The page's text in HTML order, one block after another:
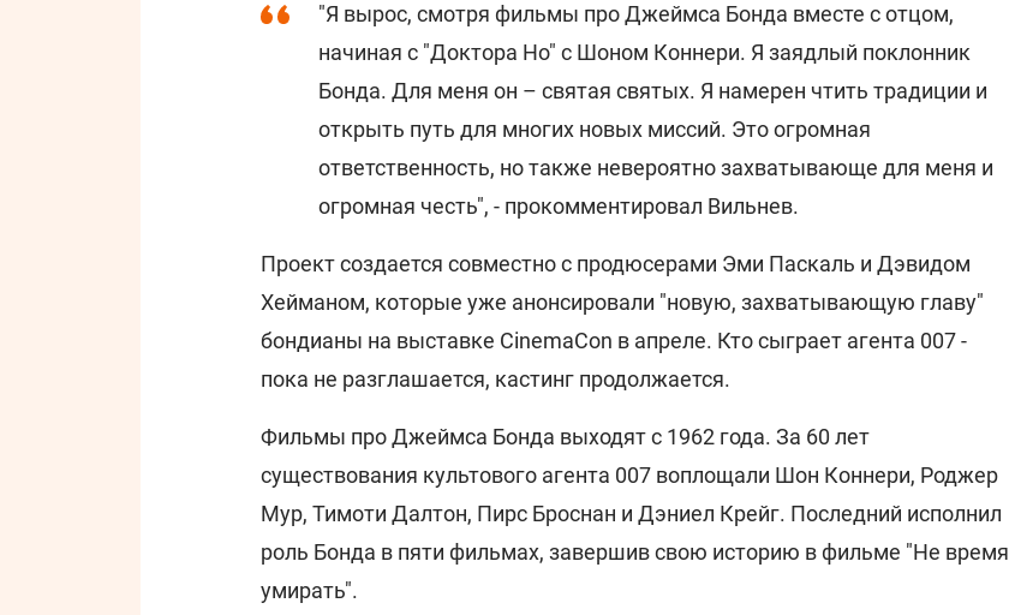
"Я вырос, смотря фильмы про Джеймса Бонда вместе с отцом,
начиная с "Доктора Но" с Шоном Коннери. Я заядлый поклонник
Бонда. Для меня он – святая святых. Я намерен чтить традиции и
открыть путь для многих новых миссий. Это огромная
ответственность, но также невероятно захватывающе для меня и
огромная честь", - прокомментировал Вильнев.
Проект создается совместно с продюсерами Эми Паскаль и Дэвидом
Хейманом, которые уже анонсировали "новую, захватывающую главу"
бондианы на выставке CinemaCon в апреле. Кто сыграет агента 007 -
пока не разглашается, кастинг продолжается.
Фильмы про Джеймса Бонда выходят с 1962 года. За 60 лет
существования культового агента 007 воплощали Шон Коннери, Роджер
Мур, Тимоти Далтон, Пирс Броснан и Дэниел Крейг. Последний исполнил
роль Бонда в пяти фильмах, завершив свою историю в фильме "Не время
умирать".